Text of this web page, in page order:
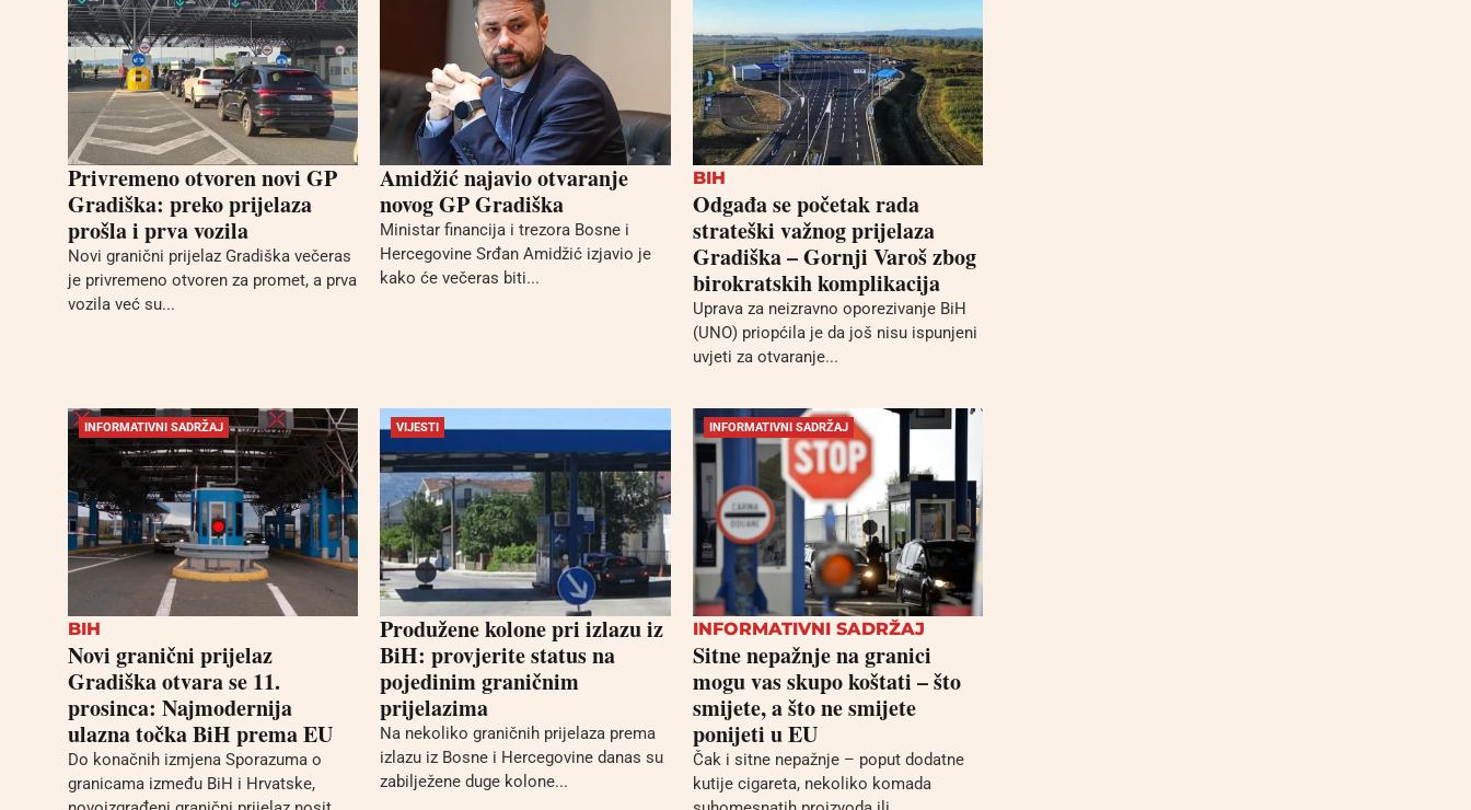
Privremeno otvoren novi GP
Gradiška: preko prijelaza
prošla i prva vozila
Novi granični prijelaz Gradiška večeras
je privremeno otvoren za promet, a prva
vozila već su...
Amidžić najavio otvaranje
novog GP Gradiška
Ministar financija i trezora Bosne i
Hercegovine Srđan Amidžić izjavio je
kako će večeras biti...
BIH
Odgađa se početak rada
strateški važnog prijelaza
Gradiška – Gornji Varoš zbog
birokratskih komplikacija
Uprava za neizravno oporezivanje BiH
(UNO) priopćila je da još nisu ispunjeni
uvjeti za otvaranje...
INFORMATIVNI SADRŽAJ
BIH
Novi granični prijelaz
Gradiška otvara se 11.
prosinca: Najmodernija
ulazna točka BiH prema EU
Do konačnih izmjena Sporazuma o
granicama između BiH i Hrvatske,
VIJESTI
Produžene kolone pri izlazu iz
BiH: provjerite status na
pojedinim graničnim
prijelazima
Na nekoliko graničnih prijelaza prema
izlazu iz Bosne i Hercegovine danas su
zabilježene duge kolone...
INFORMATIVNI SADRŽAJ
INFORMATIVNI SADRŽAJ
Sitne nepažnje na granici
mogu vas skupo koštati – što
smijete, a što ne smijete
ponijeti u EU
Čak i sitne nepažnje – poput dodatne
kutije cigareta, nekoliko komada